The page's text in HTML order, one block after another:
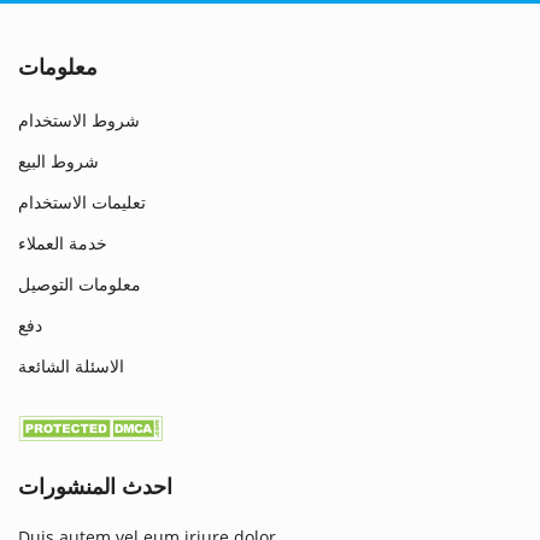
معلومات
شروط الاستخدام
شروط البيع
تعليمات الاستخدام
خدمة العملاء
معلومات التوصيل
دفع
الاسئلة الشائعة
احدث المنشورات